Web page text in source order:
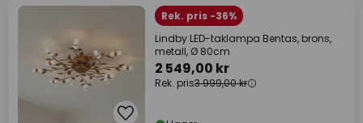
Rek. pris -36%
Lindby LED-taklampa Bentas, brons,
metall, Ø 80cm
2 549,00 kr
Rek. pris3 999,00 kr